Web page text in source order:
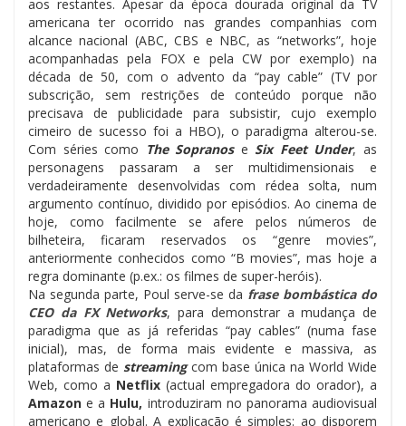
aos restantes. Apesar da época dourada original da TV
americana ter ocorrido nas grandes companhias com
alcance nacional (ABC, CBS e NBC, as “networks”, hoje
acompanhadas pela FOX e pela CW por exemplo) na
década de 50, com o advento da “pay cable” (TV por
subscrição, sem restrições de conteúdo porque não
precisava de publicidade para subsistir, cujo exemplo
cimeiro de sucesso foi a HBO), o paradigma alterou-se.
Com séries como The Sopranose Six Feet Under, as
personagens passaram a ser multidimensionais e
verdadeiramente desenvolvidas com rédea solta, num
argumento contínuo, dividido por episódios. Ao cinema de
hoje, como facilmente se afere pelos números de
bilheteira, ficaram reservados os “genre movies”,
anteriormente conhecidos como “B movies”, mas hoje a
regra dominante (p.ex.: os filmes de super-heróis).
Na segunda parte, Poul serve-se da frase bombástica do
CEO da FX Networks, para demonstrar a mudança de
paradigma que as já referidas “pay cables” (numa fase
inicial), mas, de forma mais evidente e massiva, as
plataformas de streaming com base única na World Wide
Web, como a Netflix (actual empregadora do orador), a
Amazon e a Hulu, introduziram no panorama audiovisual
americano e global. A explicação é simples: ao disporem